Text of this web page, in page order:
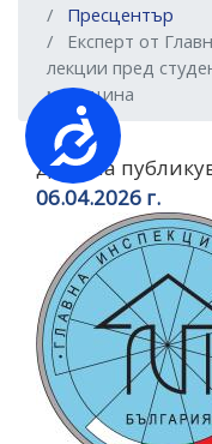
Пресцентър
Експерт от
лекции пред
медицина
Дата на
06.04.2026 г.